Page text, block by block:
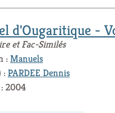
d'Ougaritique -
et Fac-Similés
:Manuels
:PARDEE Dennis
2004